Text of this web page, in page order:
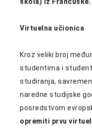
Virtuelna učionica
Kroz veliki broj
studentima i
studiranja,
naredne studijske
posredstvom
opremiti prvu